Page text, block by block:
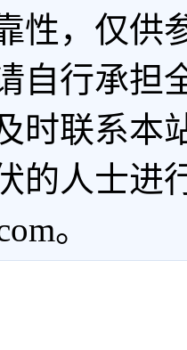
性，仅供
自行承担
时联系本
的人士进
。